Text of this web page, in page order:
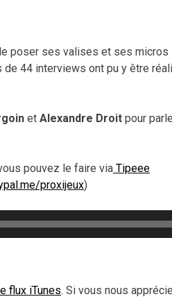
poser ses valises et ses micros
de 44 interviews ont pu y être
et Alexandre Droit pour
pouvez le faire via Tipeee
proxijeux)
flux iTunes. Si vous nous